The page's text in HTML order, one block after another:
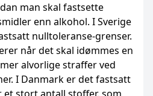
man skal fastsette
enn alkohol. I Sverige
nulltoleranse-grenser.
når det skal idømmes en
alvorlige straffer ved
I Danmark er det fastsatt